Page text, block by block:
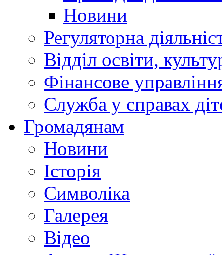
Новини
Регуляторна
Відділ освіти,
Фінансове
Служба у справах
Громадянам
Новини
Історія
Символіка
Галерея
Відео